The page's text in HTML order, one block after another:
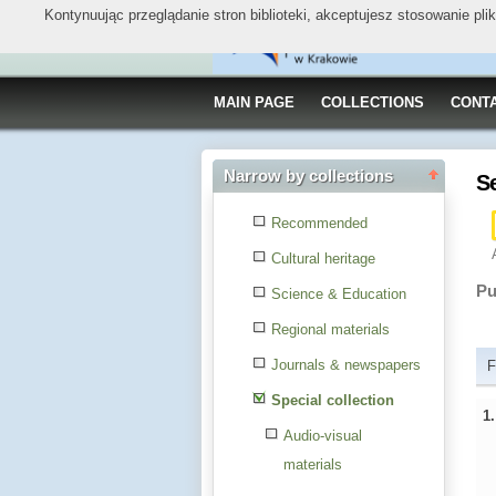
MAIN PAGE COLLECTIONS
Narrow by collections
Recommended
Cultural heritage
Science & Education
Regional materials
Journals & newspapers
Special collection
Audio-visual
materials
1.
Kontynuując przeglądanie stron biblioteki, akceptujesz stosowanie